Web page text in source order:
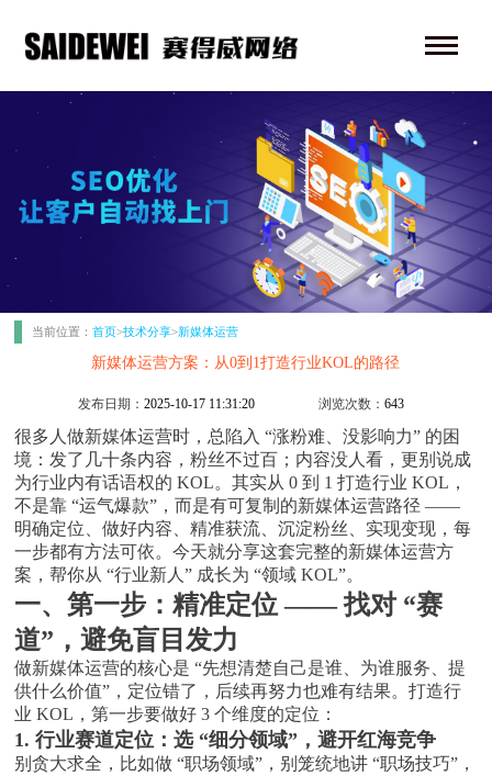
当前位置：首页>技术分享>新媒体运营
新媒体运营方案：从0到1打造行业KOL的路径
发布日期：2025-10-17 11:31:20 浏览次数：643
很多人做新媒体运营时，总陷入 “涨粉难、没影响力” 的困
境：发了几十条内容，粉丝不过百；内容没人看，更别说成
为行业内有话语权的 KOL。其实从 0 到 1 打造行业 KOL，
不是靠 “运气爆款”，而是有可复制的新媒体运营路径 ——
明确定位、做好内容、精准获流、沉淀粉丝、实现变现，每
一步都有方法可依。今天就分享这套完整的新媒体运营方
案，帮你从 “行业新人” 成长为 “领域 KOL”。
一、第一步：精准定位 —— 找对 “赛
道”，避免盲目发力
做新媒体运营的核心是 “先想清楚自己是谁、为谁服务、提
供什么价值”，定位错了，后续再努力也难有结果。打造行
业 KOL，第一步要做好 3 个维度的定位：
1. 行业赛道定位：选 “细分领域”，避开红海竞争
别贪大求全，比如做 “职场领域”，别笼统地讲 “职场技巧”，